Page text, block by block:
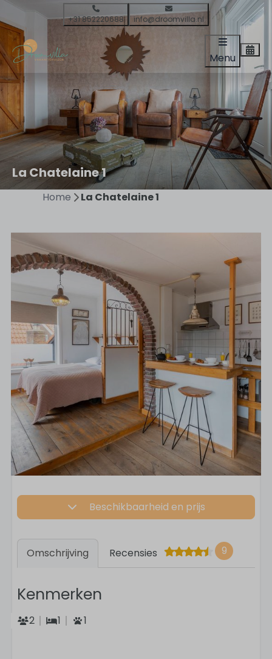
+31 852220688 info@droomvilla.nl
Menu
La Chatelaine 1
Home La Chatelaine 1
Beschikbaarheid en prijs
Omschrijving Recensies 9
Kenmerken
2 1 1